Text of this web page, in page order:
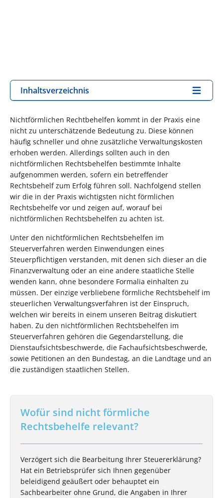
Inhaltsverzeichnis
Nichtförmlichen Rechtbehelfen kommt in der Praxis eine
nicht zu unterschätzende Bedeutung zu. Diese können
häufig schneller und ohne zusätzliche Verwaltungskosten
erhoben werden. Allerdings sollten auch in den
nichtförmlichen Rechtsbehelfen bestimmte Inhalte
aufgenommen werden, sofern ein betreffender
Rechtsbehelf zum Erfolg führen soll. Nachfolgend stellen
wir die in der Praxis wichtigsten nicht förmlichen
Rechtsbehelfe vor und zeigen auf, worauf bei
nichtförmlichen Rechtsbehelfen zu achten ist.
Unter den nichtförmlichen Rechtsbehelfen im
Steuerverfahren werden Einwendungen eines
Steuerpflichtigen verstanden, mit denen sich dieser an die
Finanzverwaltung oder an eine andere staatliche Stelle
wenden kann, ohne besondere Formalia einhalten zu
müssen. Der einzige verbliebene förmliche Rechtsbehelf im
steuerlichen Verwaltungsverfahren ist der Einspruch,
welchen wir bereits in einem unseren Beitrag diskutiert
haben. Zu den nichtförmlichen Rechtsbehelfen im
Steuerverfahren gehören die Gegendarstellung, die
Dienstaufsichtsbeschwerde, die Fachaufsichtsbeschwerde,
sowie Petitionen an den Bundestag, an die Landtage und an
die zuständigen staatlichen Stellen.
Wofür sind nicht förmliche
Rechtsbehelfe relevant?
Verzögert sich die Bearbeitung Ihrer Steuererklärung?
Hat ein Betriebsprüfer sich Ihnen gegenüber
beleidigend geäußert oder behauptet ein
Sachbearbeiter ohne Grund, die Angaben in Ihrer